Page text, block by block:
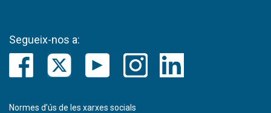
Segueix-nos a:
Normes d’ús de les xarxes socials